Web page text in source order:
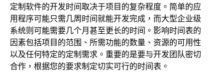
定制软件的开发时间取决于项目的复杂程度。简单的应
用程序可能只需几周时间就能开发完成，而大型企业级
系统则可能需要几个月甚至更长的时间。影响时间表的
因素包括项目的范围、所需功能的数量、资源的可用性
以及任何特定的定制需求。重要的是要与开发团队密切
合作，根据您的要求制定切实可行的时间表。